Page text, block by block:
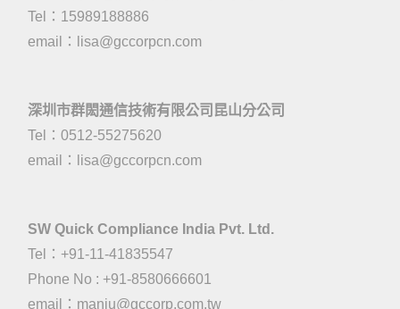
Tel：15989188886
email：
lisa@gccorpcn.com
深圳市群閎通信技術有限公司昆山分公司
Tel：0512-55275620
email：
lisa@gccorpcn.com
SW Quick Compliance India Pvt. Ltd.
Tel：+91-11-41835547
Phone No : +91-8580666601
email：manju@gccorp.com.tw